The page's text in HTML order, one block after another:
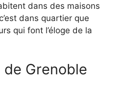
dans des maisons
dans quartier que
qui font l’éloge de la
de Grenoble